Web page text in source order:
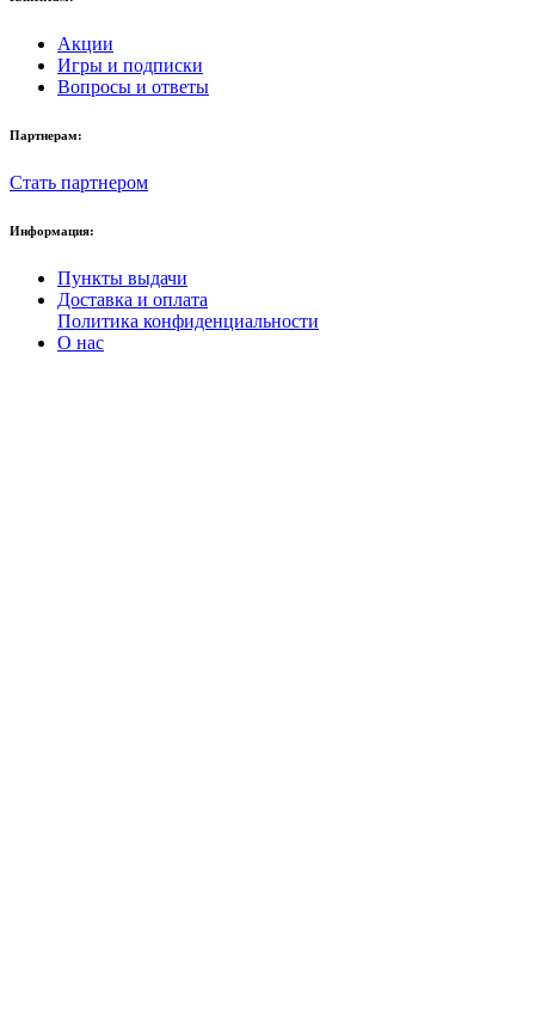
Акции
Игры и подписки
Вопросы и ответы
Партнерам:
Стать партнером
Информация:
Пункты выдачи
Доставка и оплата
Политика конфиденциальности
О нас